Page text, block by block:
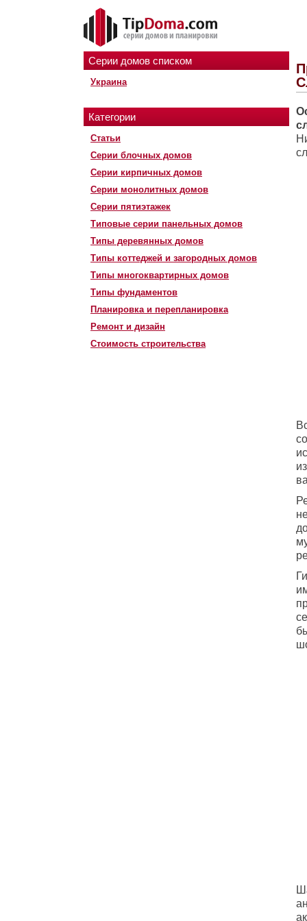
Серии домов списком
Украина
Категории
Статьи
Серии блочных домов
Серии кирпичных домов
Серии монолитных домов
Серии пятиэтажек
Типовые серии панельных домов
Типы деревянных домов
Типы коттеджей и загородных домов
Типы многоквартирных домов
Типы фундаментов
Планировка и перепланировка
Ремонт и дизайн
Стоимость строительства